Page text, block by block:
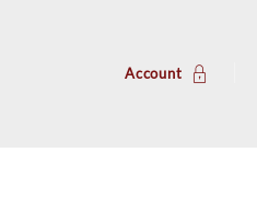
Account